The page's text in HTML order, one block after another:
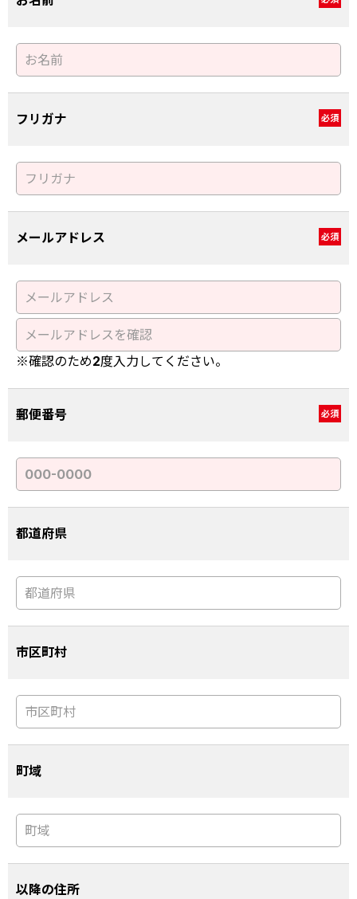
フリガナ 必須
メールアドレス 必須
※確認のため2度入力してください。
郵便番号 必須
都道府県
市区町村
町域
以降の住所